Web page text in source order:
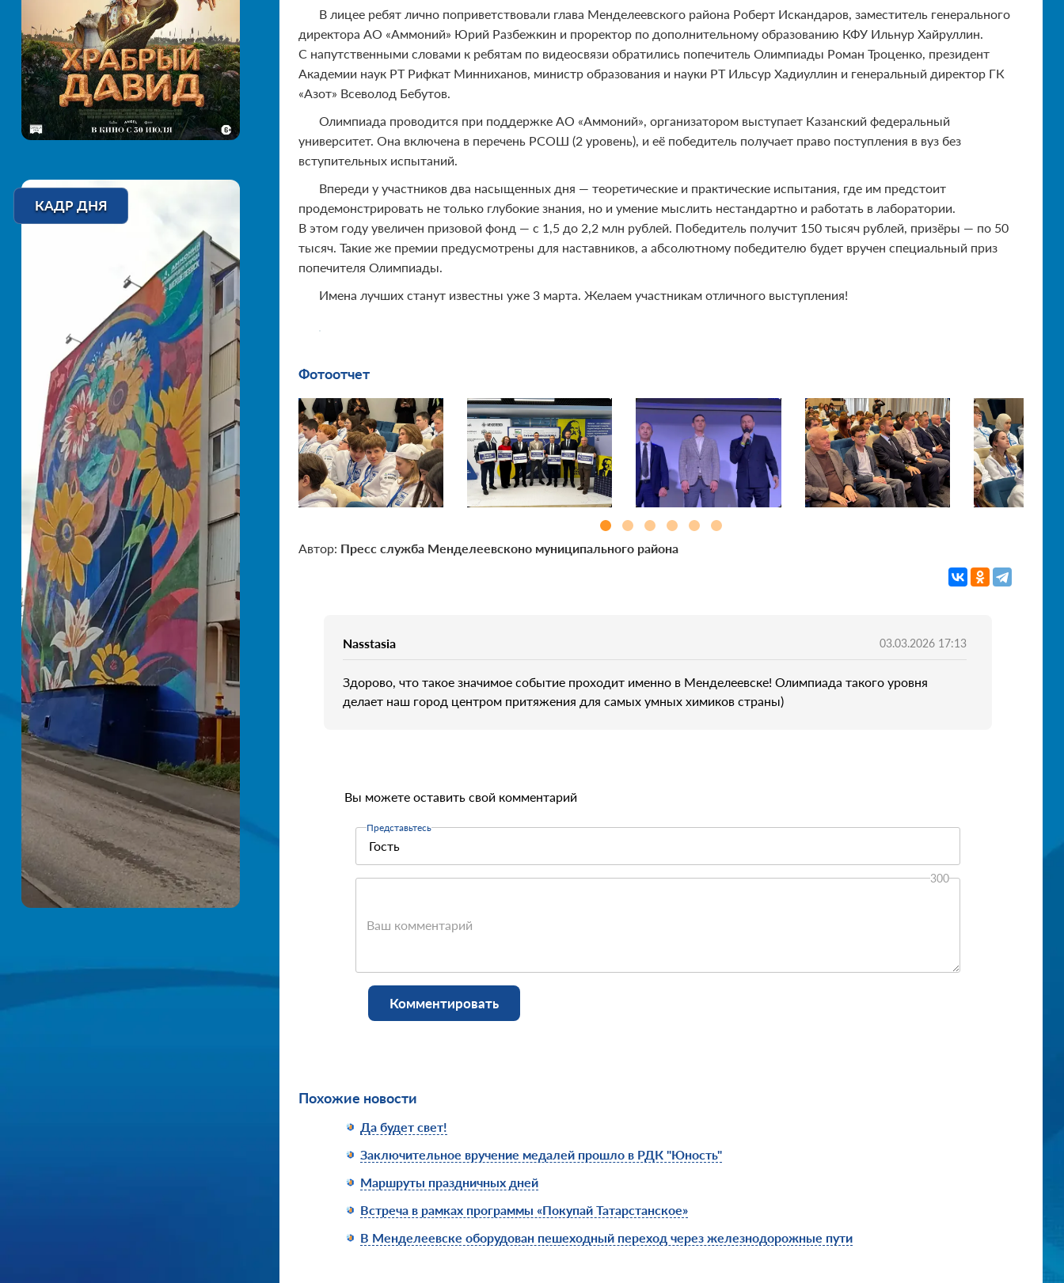
КАДР ДНЯ
В лицее ребят лично поприветствовали глава Менделеевского района Роберт Искандаров, заместитель генерального
директора АО «Аммоний» Юрий Разбежкин и проректор по дополнительному образованию КФУ Ильнур Хайруллин.
С напутственными словами к ребятам по видеосвязи обратились попечитель Олимпиады Роман Троценко, президент
Академии наук РТ Рифкат Минниханов, министр образования и науки РТ Ильсур Хадиуллин и генеральный директор ГК
«Азот» Всеволод Бебутов.
Олимпиада проводится при поддержке АО «Аммоний», организатором выступает Казанский федеральный
университет. Она включена в перечень РСОШ (2 уровень), и её победитель получает право поступления в вуз без
вступительных испытаний.
Впереди у участников два насыщенных дня — теоретические и практические испытания, где им предстоит
продемонстрировать не только глубокие знания, но и умение мыслить нестандартно и работать в лаборатории.
В этом году увеличен призовой фонд — с 1,5 до 2,2 млн рублей. Победитель получит 150 тысяч рублей, призёры — по 50
тысяч. Такие же премии предусмотрены для наставников, а абсолютному победителю будет вручен специальный приз
попечителя Олимпиады.
Имена лучших станут известны уже 3 марта. Желаем участникам отличного выступления!
Фотоотчет
Автор: Пресс служба Менделеевсконо муниципального района
Nasstasia 03.03.2026 17:13
Здорово, что такое значимое событие проходит именно в Менделеевске! Олимпиада такого уровня
делает наш город центром притяжения для самых умных химиков страны)
Вы можете оставить свой комментарий
Представьтесь
Ваш комментарий
300
Комментировать
Похожие новости
Да будет свет!
Заключительное вручение медалей прошло в РДК "Юность"
Маршруты праздничных дней
Встреча в рамках программы «Покупай Татарстанское»
В Менделеевске оборудован пешеходный переход через железнодорожные пути